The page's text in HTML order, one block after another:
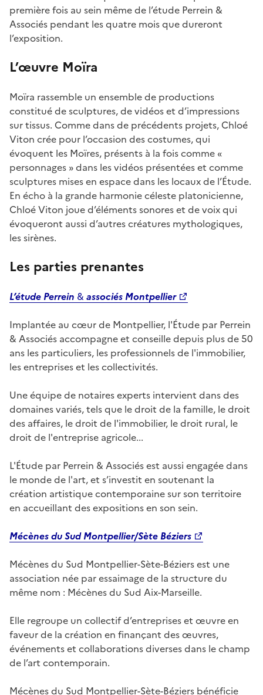
première fois au sein même de l’étude Perrein &
Associés pendant les quatre mois que dureront
l’exposition.
L’œuvre Moïra
Moïra rassemble un ensemble de productions
constitué de sculptures, de vidéos et d’impressions
sur tissus. Comme dans de précédents projets, Chloé
Viton crée pour l’occasion des costumes, qui
évoquent les Moïres, présents à la fois comme «
personnages » dans les vidéos présentées et comme
sculptures mises en espace dans les locaux de l’Étude.
En écho à la grande harmonie céleste platonicienne,
Chloé Viton joue d’éléments sonores et de voix qui
évoqueront aussi d’autres créatures mythologiques,
les sirènes.
Les parties prenantes
L’étude Perrein &associés Montpellier
Implantée au cœur de Montpellier, l'Étude par Perrein
& Associés accompagne et conseille depuis plus de 50
ans les particuliers, les professionnels de l'immobilier,
les entreprises et les collectivités.
Une équipe de notaires experts intervient dans des
domaines variés, tels que le droit de la famille, le droit
des affaires, le droit de l'immobilier, le droit rural, le
droit de l'entreprise agricole...
L'Étude par Perrein & Associés est aussi engagée dans
le monde de l'art, et s’investit en soutenant la
création artistique contemporaine sur son territoire
en accueillant des expositions en son sein.
Mécènes du Sud Montpellier/Sète Béziers
Mécènes du Sud Montpellier-Sète-Béziers est une
association née par essaimage de la structure du
même nom : Mécènes du Sud Aix-Marseille.
Elle regroupe un collectif d’entreprises et œuvre en
faveur de la création en finançant des œuvres,
événements et collaborations diverses dans le champ
de l’art contemporain.
Mécènes du Sud Montpellier-Sète-Béziers bénéficie